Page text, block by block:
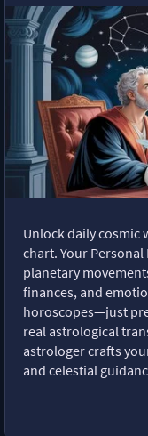
Unlock daily
chart. Your Personal
planetary
finances, and
horoscopes—just
real astrological
astrologer crafts
and celestial